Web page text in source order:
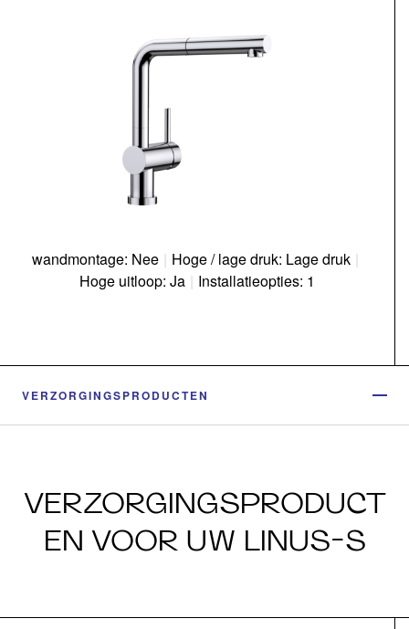
wandmontage: Nee | Hoge / lage druk: Lage druk |
Hoge uitloop: Ja | Installatieopties: 1
VERZORGINGSPRODUCTEN
VERZORGINGSPRODUCT
EN VOOR UW LINUS-S